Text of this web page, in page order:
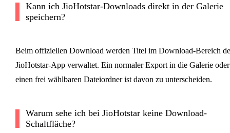
Kann ich JioHotstar-Downloads direkt in der Galerie
speichern?
Beim offiziellen Download werden Titel im Download-Bereich
JioHotstar-App verwaltet. Ein normaler Export in die Galerie oder
einen frei wählbaren Dateiordner ist davon zu unterscheiden.
Warum sehe ich bei JioHotstar keine Download-
Schaltfläche?